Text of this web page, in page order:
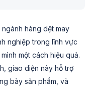
hàng dệt may
nghiệp trong lĩnh vực
một cách hiệu quả.
giao diện này hỗ trợ
bày sản phẩm, và